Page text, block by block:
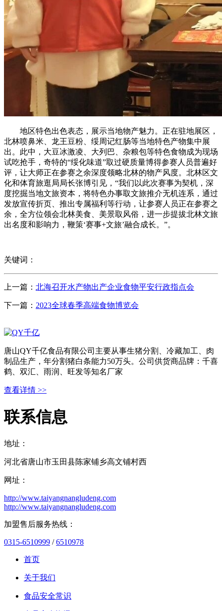
地区特色出色表态，展示当地物产魅力。正在驻地展区，
北林喷鼻米、龙王豆粉、绥周记红肠等当地特色产物集中展
出。此中，大豆冰激凌、大列巴、杂粮包等特色食物成为现场
试吃抢手，奇特的“绥化味道”取过硬质量博得参赛人员普遍好
评，让大师正在参赛之余深度领略北林的物产风度。北林区文
化和体育旅逛局局长张博引见，“我们以此次赛事为契机，深
度挖掘当地文旅资本，将特色办事取文旅推介无机连系，通过
发放宣传折页、推出专属福利等行动，让参赛人员正在参赛之
余，全方位领会北林美食、美景取风俗，进一步提拔北林文旅
出名度和影响力，鞭策‘赛事+文旅’融合成长。”。
关键词：
上一篇： 北海召开水产物出产企业食物平安行政指点会
下一篇： 2023全球春季高端食物博览会
唐山QY千亿食品有限公司主要从事生猪分割、冷藏加工、肉
制品生产，年分割猪白条能力50万头。公司供货商品牌：千喜
鹤、双汇、雨润、旺发等知名厂家
查看详情 >>
联系信息
地址：
河北省唐山市玉田县陈家铺乡高文铺村西
网址：
http://www.taiyangnangludeng.com
http://www.taiyangnangludeng.com
加盟售后服务热线：
0315-6510999 /6510978
首页
关于我们
食品安全常识